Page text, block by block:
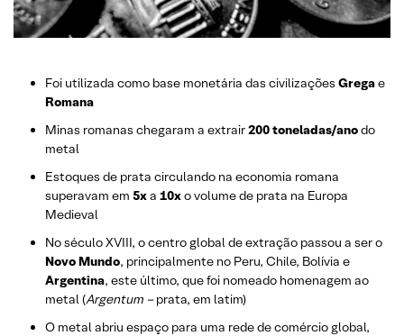
Foi utilizada como base monetária das civilizações Gregae
Romana
Minas romanas chegaram a extrair200 toneladas/anodo
metal
Estoques de prata circulando na economia romana
superavam em 5xa 10xo volume de prata na Europa
Medieval
No século XVIII, o centro global de extração passou a ser o
Novo Mundo, principalmente no Peru, Chile, Bolívia e
Argentina, este último, que foi nomeado homenagem ao
metal (Argentum –prata, em latim)
O metal abriu espaço para uma rede de comércio global,